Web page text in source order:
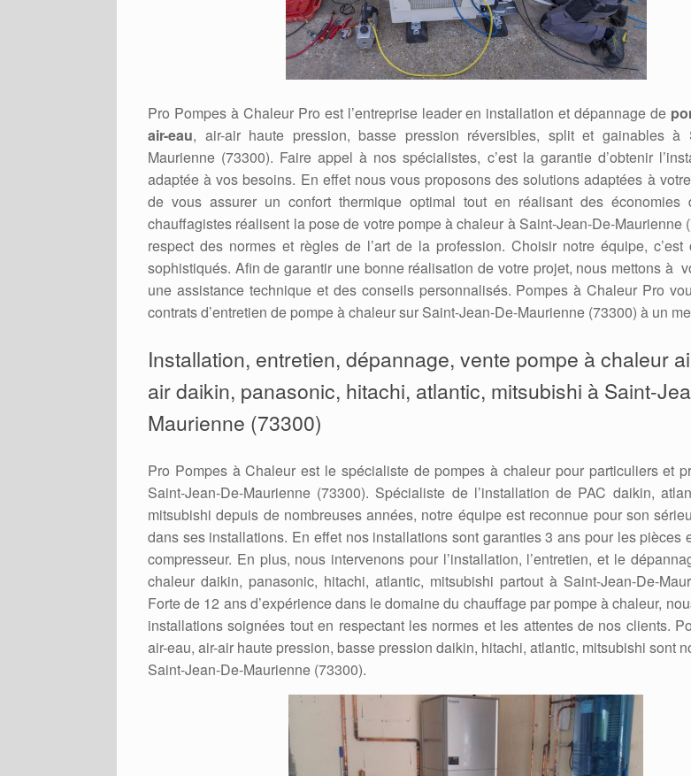
Pro Pompes à Chaleur Pro est l’entreprise leader en installation et dépannage de
air-eau, air-air haute pression, basse pression réversibles, split et gainables à
Maurienne (73300). Faire appel à nos spécialistes, c’est la garantie d’obtenir
adaptée à vos besoins. En effet nous vous proposons des solutions adaptées à
de vous assurer un confort thermique optimal tout en réalisant des économies
chauffagistes réalisent la pose de votre pompe à chaleur à Saint-Jean-De-Maurienne
respect des normes et règles de l’art de la profession. Choisir notre équipe, c’est
sophistiqués. Afin de garantir une bonne réalisation de votre projet, nous mettons à
une assistance technique et des conseils personnalisés. Pompes à Chaleur Pro
contrats d’entretien de pompe à chaleur sur Saint-Jean-De-Maurienne (73300) à un
Installation, entretien, dépannage, vente pompe à chaleur
air daikin, panasonic, hitachi, atlantic, mitsubishi à Saint-
Maurienne (73300)
Pro Pompes à Chaleur est le spécialiste de pompes à chaleur pour particuliers et
Saint-Jean-De-Maurienne (73300). Spécialiste de l’installation de PAC daikin,
mitsubishi depuis de nombreuses années, notre équipe est reconnue pour son
dans ses installations. En effet nos installations sont garanties 3 ans pour les pièces
compresseur. En plus, nous intervenons pour l’installation, l’entretien, et le
chaleur daikin, panasonic, hitachi, atlantic, mitsubishi partout à Saint-Jean-De-
Forte de 12 ans d’expérience dans le domaine du chauffage par pompe à chaleur,
installations soignées tout en respectant les normes et les attentes de nos clients.
air-eau, air-air haute pression, basse pression daikin, hitachi, atlantic, mitsubishi sont
Saint-Jean-De-Maurienne (73300).